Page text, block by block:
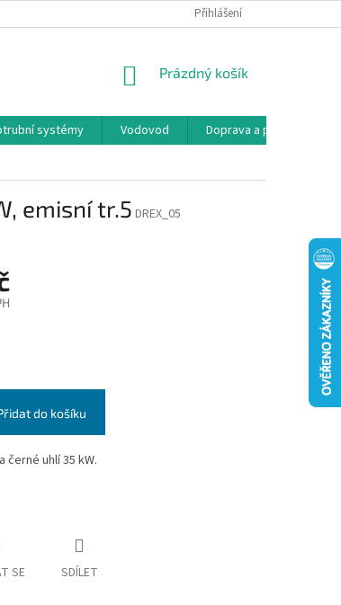
Přihlášení
NÁKUPNÍ
Prázdný košík
systémy Vodovod Doprava a platba
emisní tr.5 DREX_05
do košíku
černé uhlí 35 kW.
SE SDÍLET